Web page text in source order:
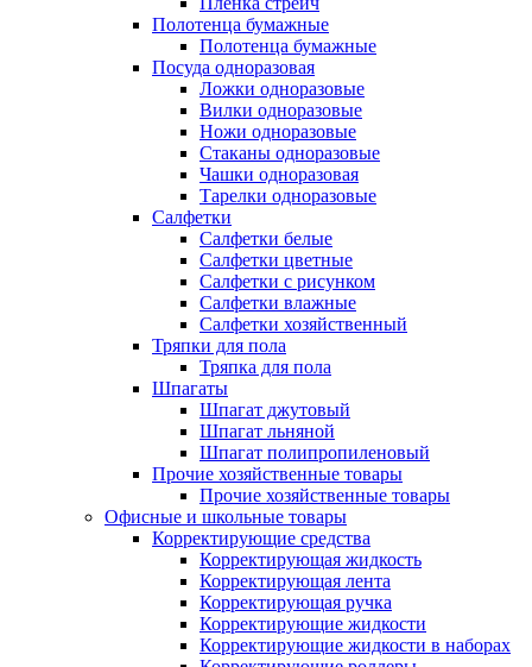
Полотенца бумажные
Полотенца бумажные
Посуда одноразовая
Ложки одноразовые
Вилки одноразовые
Ножи одноразовые
Стаканы одноразовые
Чашки одноразовая
Тарелки одноразовые
Салфетки
Салфетки белые
Салфетки цветные
Салфетки с рисунком
Салфетки влажные
Салфетки хозяйственный
Тряпки для пола
Тряпка для пола
Шпагаты
Шпагат джутовый
Шпагат льняной
Шпагат полипропиленовый
Прочие хозяйственные товары
Прочие хозяйственные товары
Офисные и школьные товары
Корректирующие средства
Корректирующая жидкость
Корректирующая лента
Корректирующая ручка
Корректирующие жидкости
Корректирующие жидкости в наборах